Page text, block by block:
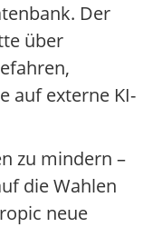
Der
über
auf externe KI-
zu mindern –
die Wahlen
neue